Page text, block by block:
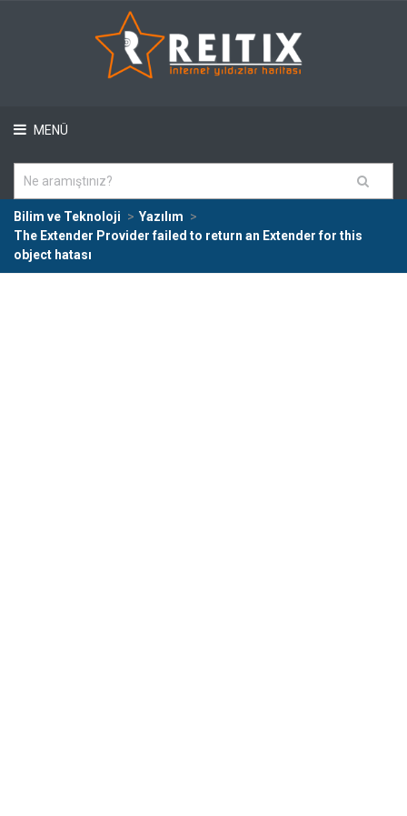
MENÜ
Bilim ve Teknoloji
Yazılım
The Extender Provider failed to return an Extender for this
object hatası